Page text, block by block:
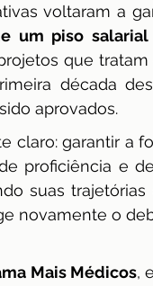
voltaram a
um piso
que tratam
década
aprovados.
claro: garantir a
proficiência e
suas
novamente o
Mais Médicos,